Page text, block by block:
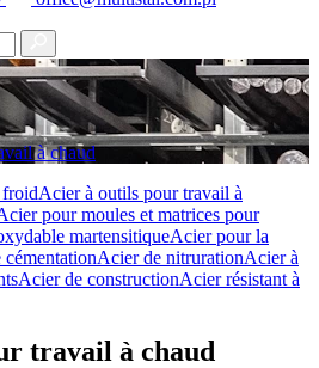
à chaud
Acier à outils pour travail à
pour moules et matrices pour
martensitiqueAcier pour la
Acier de nitrurationAcier à
Acier de constructionAcier résistant à
travail à chaud